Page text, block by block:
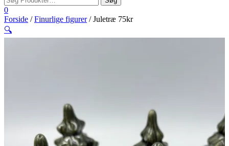
0
Forside /Finurlige figurer/ Juletræ 75kr
🔍